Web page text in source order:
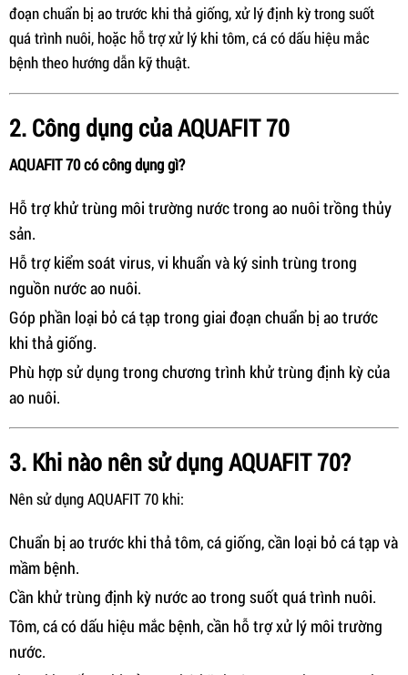
đoạn chuẩn bị ao trước khi thả giống, xử lý định kỳ trong suốt
quá trình nuôi, hoặc hỗ trợ xử lý khi tôm, cá có dấu hiệu mắc
bệnh theo hướng dẫn kỹ thuật.
2. Công dụng của AQUAFIT 70
AQUAFIT 70 có công dụng gì?
Hỗ trợ khử trùng môi trường nước trong ao nuôi trồng thủy
sản.
Hỗ trợ kiểm soát virus, vi khuẩn và ký sinh trùng trong
nguồn nước ao nuôi.
Góp phần loại bỏ cá tạp trong giai đoạn chuẩn bị ao trước
khi thả giống.
Phù hợp sử dụng trong chương trình khử trùng định kỳ của
ao nuôi.
3. Khi nào nên sử dụng AQUAFIT 70?
Nên sử dụng AQUAFIT 70 khi:
Chuẩn bị ao trước khi thả tôm, cá giống, cần loại bỏ cá tạp và
mầm bệnh.
Cần khử trùng định kỳ nước ao trong suốt quá trình nuôi.
Tôm, cá có dấu hiệu mắc bệnh, cần hỗ trợ xử lý môi trường
nước.